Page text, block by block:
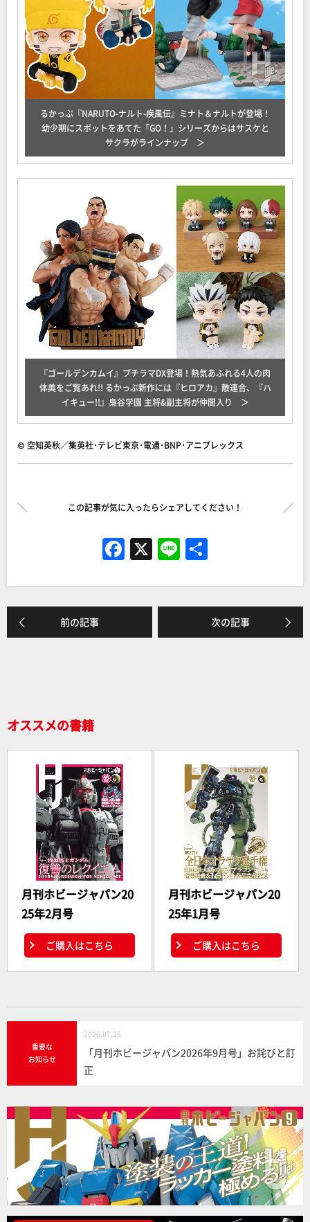
るかっぷ『NARUTO-ナルト-疾風伝』ミナト＆ナルトが登場！
幼少期にスポットをあてた「GO！」シリーズからはサスケと
サクラがラインナップ
『ゴールデンカムイ』プチラマDX登場！熱気あふれる4人の肉
体美をご覧あれ!! るかっぷ新作には『ヒロアカ』敵連合、『ハ
イキュー!!』梟谷学園 主将&副主将が仲間入り
© 空知英秋／集英社･テレビ東京･電通･BNP･アニプレックス
この記事が気に入ったらシェアしてください！
F
a
c
e
b
X Li
n
e
前の記事 次の記事
オススメの書籍
月刊ホビージャパン20
25年2月号
ご購入はこちら
月刊ホビージャパン20
25年1月号
ご購入はこちら
重要な
お知らせ
2026.07.25
「月刊ホビージャパン2026年9月号」お詫びと訂
正